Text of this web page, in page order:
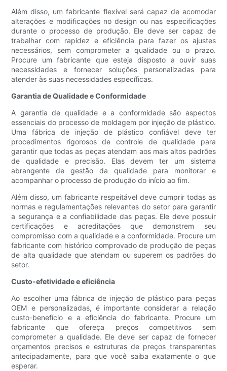
Além disso, um fabricante flexível será capaz de acomodar
alterações e modificações no design ou nas especificações
durante o processo de produção. Ele deve ser capaz de
trabalhar com rapidez e eficiência para fazer os ajustes
necessários, sem comprometer a qualidade ou o prazo.
Procure um fabricante que esteja disposto a ouvir suas
necessidades e fornecer soluções personalizadas para
atender às suas necessidades específicas.
Garantia de Qualidade e Conformidade
A garantia de qualidade e a conformidade são aspectos
essenciais do processo de moldagem por injeção de plástico.
Uma fábrica de injeção de plástico confiável deve ter
procedimentos rigorosos de controle de qualidade para
garantir que todas as peças atendam aos mais altos padrões
de qualidade e precisão. Elas devem ter um sistema
abrangente de gestão da qualidade para monitorar e
acompanhar o processo de produção do início ao fim.
Além disso, um fabricante respeitável deve cumprir todas as
normas e regulamentações relevantes do setor para garantir
a segurança e a confiabilidade das peças. Ele deve possuir
certificações e acreditações que demonstrem seu
compromisso com a qualidade e a conformidade. Procure um
fabricante com histórico comprovado de produção de peças
de alta qualidade que atendam ou superem os padrões do
setor.
Custo-efetividade e eficiência
Ao escolher uma fábrica de injeção de plástico para peças
OEM e personalizadas, é importante considerar a relação
custo-benefício e a eficiência do fabricante. Procure um
fabricante que ofereça preços competitivos sem
comprometer a qualidade. Ele deve ser capaz de fornecer
orçamentos precisos e estruturas de preços transparentes
antecipadamente, para que você saiba exatamente o que
esperar.